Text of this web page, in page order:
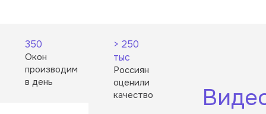
350
Окон
производим
в день
> 250
тыс
Россиян
оценили
качество